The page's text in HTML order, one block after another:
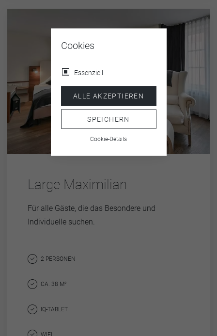
Large Maximilian
Für alle Gäste, die das Besondere und
Individuelle suchen.
2 PERSONEN
CA. 38 M²
IQ-TABLET
Cookies
Essenziell
ALLE AKZEPTIEREN
SPEICHERN
Cookie-Details